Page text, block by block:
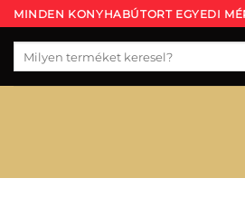
Skip
to
content
MINDEN KONYHABÚTORT EGYEDI
következőre: